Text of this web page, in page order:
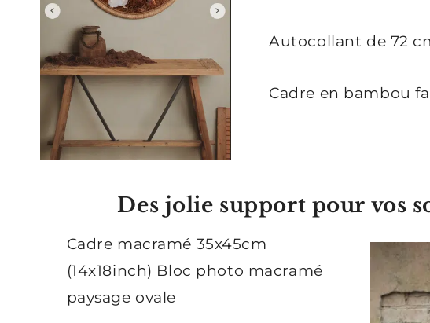
Autocollant de 72
Cadre en bambou
Des jolie support pour vos
Cadre macramé 35x45cm
(14x18inch) Bloc photo macramé
paysage ovale